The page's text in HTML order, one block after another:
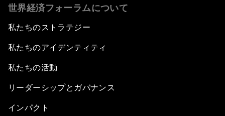
世界経済フォーラムについて
私たちのストラテジー
私たちのアイデンティティ
私たちの活動
リーダーシップとガバナンス
インパクト